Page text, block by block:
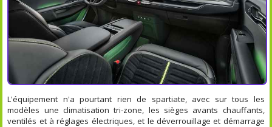
L'équipement n'a pourtant rien de spartiate, avec sur tous les
modèles une climatisation tri-zone, les sièges avants chauffants,
ventilés et à réglages électriques, et le déverrouillage et démarrage